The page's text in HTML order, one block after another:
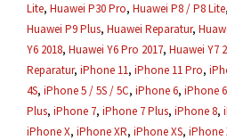
Lite, Huawei P30 Pro, Huawei P8 / P8 Lite,
Huawei P9 Plus, Huawei Reparatur,
Y6 2018, Huawei Y6 Pro 2017, Huawei Y7
Reparatur, iPhone 11, iPhone 11 Pro,
4S, iPhone 5 / 5S / 5C, iPhone 6, iPhone
Plus, iPhone 7, iPhone 7 Plus, iPhone 8,
iPhone X, iPhone XR, iPhone XS, iPhone